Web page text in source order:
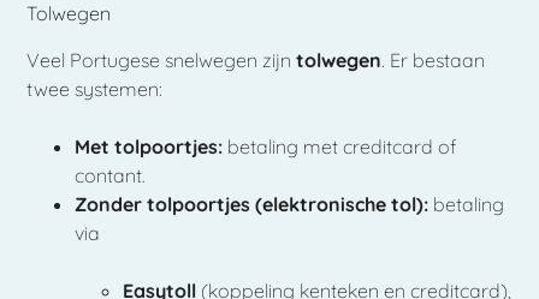
Tolwegen
Veel Portugese snelwegen zijntolwegen. Er bestaan
twee systemen:
Met tolpoortjes: betaling met creditcard of
contant.
Zonder tolpoortjes (elektronische tol): betaling
via
Easytoll (koppeling kenteken en creditcard),